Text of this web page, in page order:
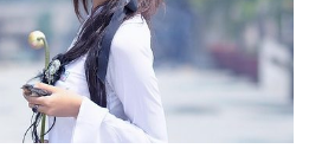
styles
bohème
classique